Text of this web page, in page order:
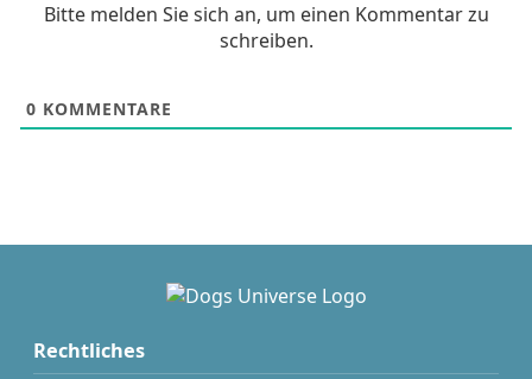
Bitte melden Sie sich an, um einen Kommentar zu
schreiben.
0 KOMMENTARE
Rechtliches